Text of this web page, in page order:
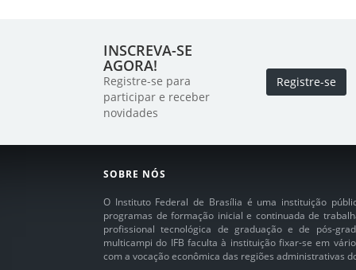
INSCREVA-SE
AGORA!
Registre-se para
participar e receber
novidades
Registre-se
SOBRE NÓS
O Instituto Federal de Brasília é uma instituição
programas de formação inicial e continuada de
profissional tecnológica de graduação e de pós-
multicampi do IFB faculta à instituição fixar-se em
com a vocação econômica das regiões administrativas